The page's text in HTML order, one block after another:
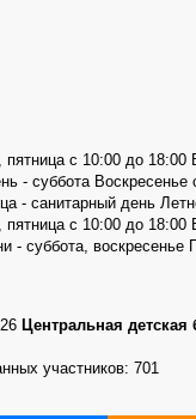
пятница с 10:00 до 18:00
- суббота Воскресенье
- санитарный день
пятница с 10:00 до 18:00
- суббота, воскресенье
Центральная детская
участников: 701